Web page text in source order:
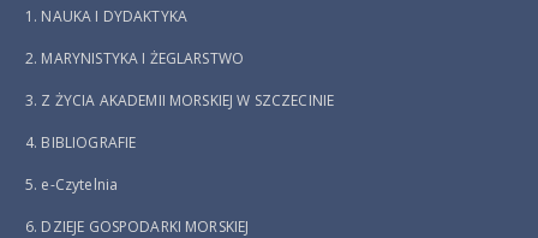
1. NAUKA I DYDAKTYKA
2. MARYNISTYKA I ŻEGLARSTWO
3. Z ŻYCIA AKADEMII MORSKIEJ W SZCZECINIE
4. BIBLIOGRAFIE
5. e-Czytelnia
6. DZIEJE GOSPODARKI MORSKIEJ